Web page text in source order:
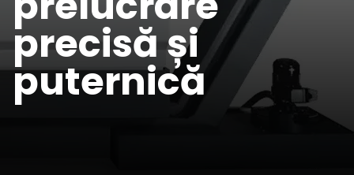
precisă și
puternică